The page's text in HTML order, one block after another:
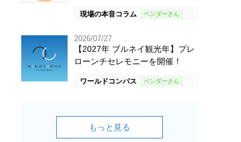
現場の本音コラム
2026/07/27
【2027年 ブルネイ観光年】プレ
ローンチセレモニーを開催！
ワールドコンパス
もっと見る